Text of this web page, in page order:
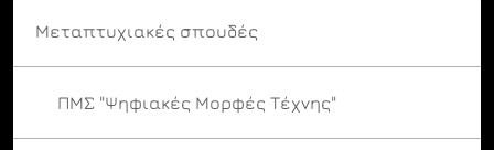
Μεταπτυχιακές σπουδές
ΠΜΣ "Ψηφιακές Μορφές Τέχνης"